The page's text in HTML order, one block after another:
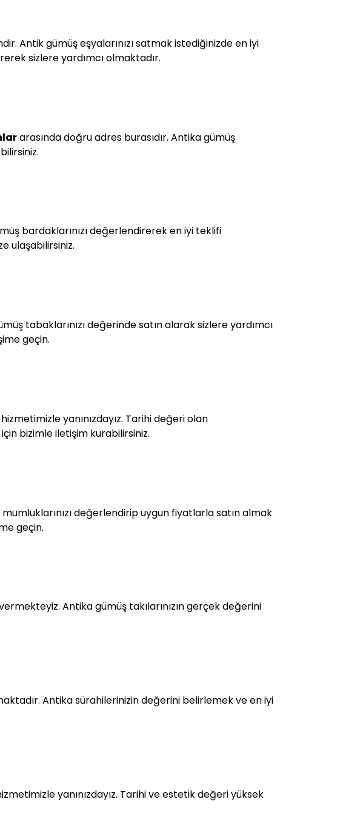
Antik gümüş eşyalarınızı satmak istediğinizde en iyi
sizlere yardımcı olmaktadır.
arasında doğru adres burasıdır. Antika gümüş
bardaklarınızı değerlendirerek en iyi teklifi
ulaşabilirsiniz.
tabaklarınızı değerinde satın alarak sizlere yardımcı
geçin.
hizmetimizle yanınızdayız. Tarihi değeri olan
bizimle iletişim kurabilirsiniz.
değerlendirip uygun fiyatlarla satın almak
geçin.
Antika gümüş takılarınızın gerçek değerini
Antika sürahilerinizin değerini belirlemek ve en iyi
yanınızdayız. Tarihi ve estetik değeri yüksek